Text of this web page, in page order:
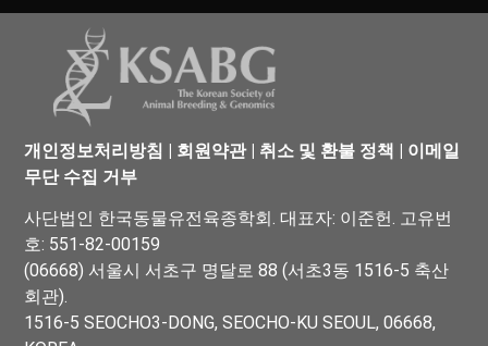
개인정보처리방침 | 회원약관| 취소 및 환불 정책 | 이메일
무단 수집 거부
사단법인 한국동물유전육종학회. 대표자: 이준헌. 고유번
호: 551-82-00159
(06668) 서울시 서초구 명달로 88 (서초3동 1516-5 축산
회관).
1516-5 SEOCHO3-DONG, SEOCHO-KU SEOUL, 06668,